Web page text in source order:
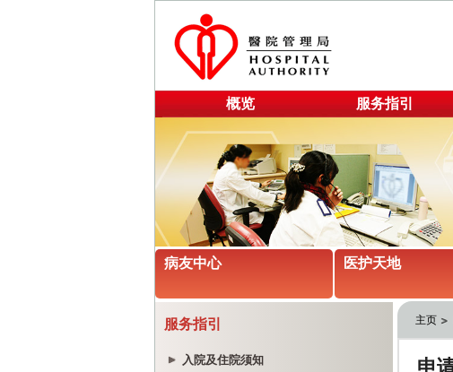
概览 服务指引
病友中心 医护天地
服务指引
入院及住院须知
主页